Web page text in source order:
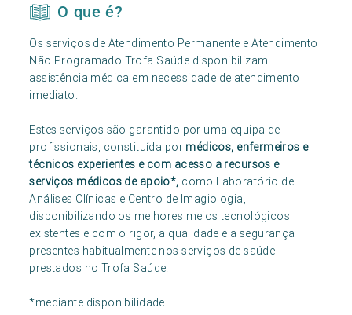
O que é?
Os serviços de Atendimento Permanente e Atendimento
Não Programado Trofa Saúde disponibilizam
assistência médica em necessidade de atendimento
imediato.
Estes serviços são garantido por uma equipa de
profissionais, constituída por médicos, enfermeiros e
técnicos experientes e com acesso a recursos e
serviços médicos de apoio*, como Laboratório de
Análises Clínicas e Centro de Imagiologia,
disponibilizando os melhores meios tecnológicos
existentes e com o rigor, a qualidade e a segurança
presentes habitualmente nos serviços de saúde
prestados no Trofa Saúde.
*mediante disponibilidade